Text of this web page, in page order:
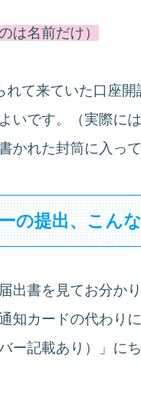
は名前だけ）
て来ていた口座
いです。（実際に
かれた封筒に入って
の提出、こん
出書を見てお分か
知カードの代わり
記載あり）」にち